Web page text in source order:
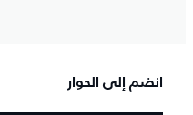
انضم إلى الحوار